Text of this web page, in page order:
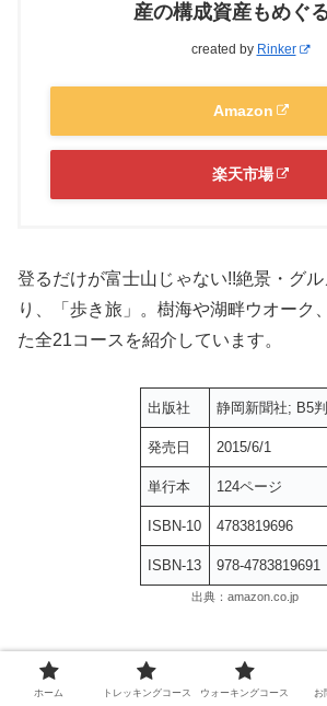
産の構成資産もめぐ
created by Rinker
Amazon
楽天市場
登るだけが富士山じゃない!!絶景・グ
り、「歩き旅」。樹海や湖畔ウオーク
た全21コースを紹介しています。
出版社 静岡新聞社; B5
発売日 2015/6/1
単行本 124ページ
ISBN-10 4783819696
ISBN-13 978-4783819691
出典：amazon.co.jp
ホーム トレッキングコース ウォーキングコース お